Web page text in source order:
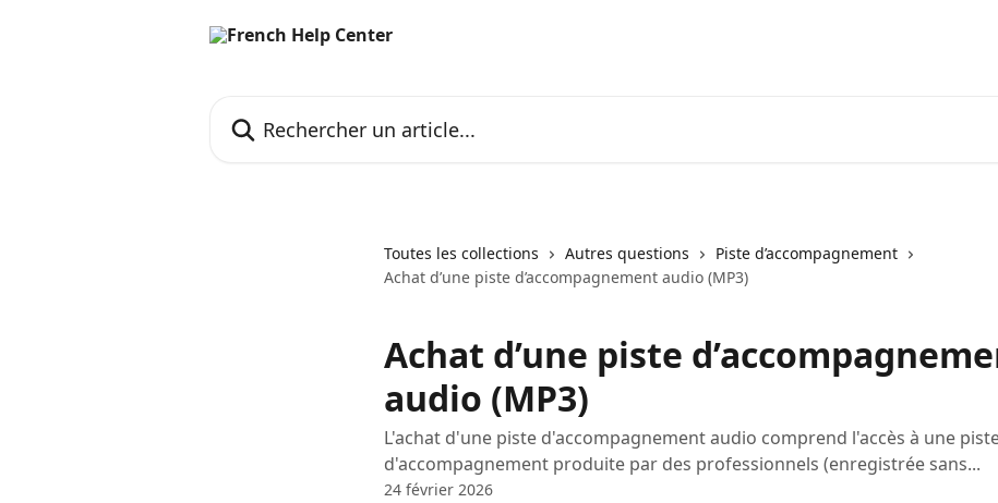
Toutes les collections Autres questions
Piste d’accompagnement
Achat d’une piste d’accompagnement audio (MP3)
Achat d’une piste
audio (MP3)
L'achat d'une piste d'accompagnement audio comprend l'accès à une
d'accompagnement produite par des professionnels (enregistrée sans...
24 février 2026